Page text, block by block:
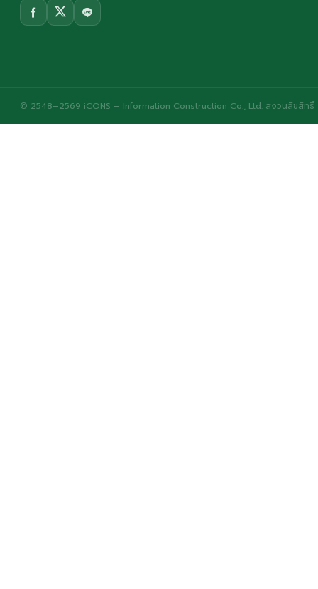
© 2548–2569 iCONS – Information Construction Co., Ltd. สงวนลิขสิทธิ์